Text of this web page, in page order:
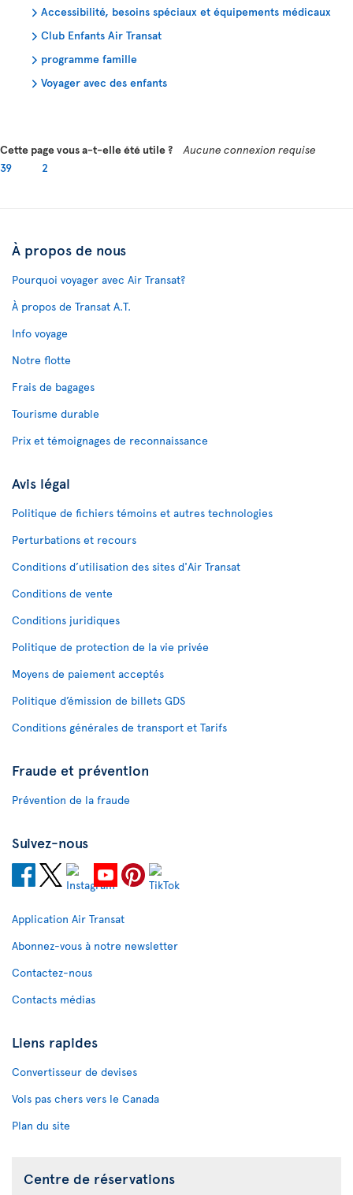
Accessibilité, besoins spéciaux et équipements médicaux
Club Enfants Air Transat
programme famille
Voyager avec des enfants
Cette page vous a-t-elle été utile ?
Aucune connexion requise
39
2
À propos de nous
Pourquoi voyager avec Air Transat?
À propos de Transat A.T.
Info voyage
Notre flotte
Frais de bagages
Tourisme durable
Prix et témoignages de reconnaissance
Avis légal
Politique de fichiers témoins et autres technologies
Perturbations et recours
Conditions d’utilisation des sites d'Air Transat
Conditions de vente
Conditions juridiques
Politique de protection de la vie privée
Moyens de paiement acceptés
Politique d’émission de billets GDS
Conditions générales de transport et Tarifs
Fraude et prévention
Prévention de la fraude
Suivez-nous
Application Air Transat
Abonnez-vous à notre newsletter
Contactez-nous
Contacts médias
Liens rapides
Convertisseur de devises
Vols pas chers vers le Canada
Plan du site
Centre de réservations